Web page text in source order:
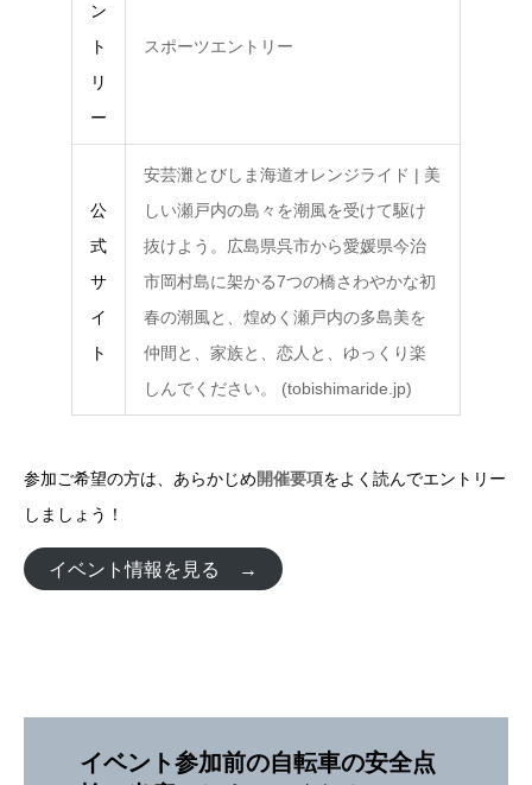
ン
ト
リ
ー
スポーツエントリー
公
式
サ
イ
ト
安芸灘とびしま海道オレンジライド | 美
しい瀬戸内の島々を潮風を受けて駆け
抜けよう。広島県呉市から愛媛県今治
市岡村島に架かる7つの橋さわやかな初
春の潮風と、煌めく瀬戸内の多島美を
仲間と、家族と、恋人と、ゆっくり楽
しんでください。 (tobishimaride.jp)
参加ご希望の方は、あらかじめ開催要項をよく読んでエントリー
しましょう！
イベント情報を見る →
イベント参加前の自転車の安全点